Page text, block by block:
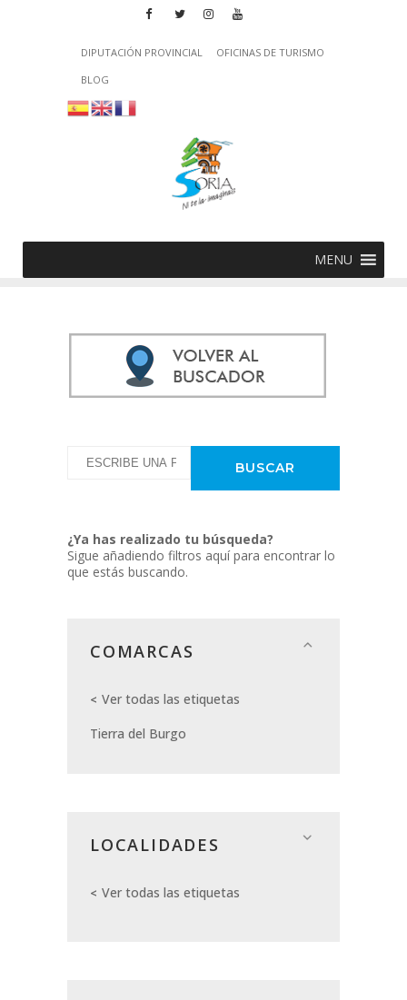
DIPUTACIÓN PROVINCIAL
OFICINAS DE TURISMO
BLOG
MENU
¿Ya has realizado tu búsqueda?
Sigue añadiendo filtros aquí para encontrar lo
que estás buscando.
COMARCAS
Ver todas las etiquetas
Tierra del Burgo
LOCALIDADES
Ver todas las etiquetas